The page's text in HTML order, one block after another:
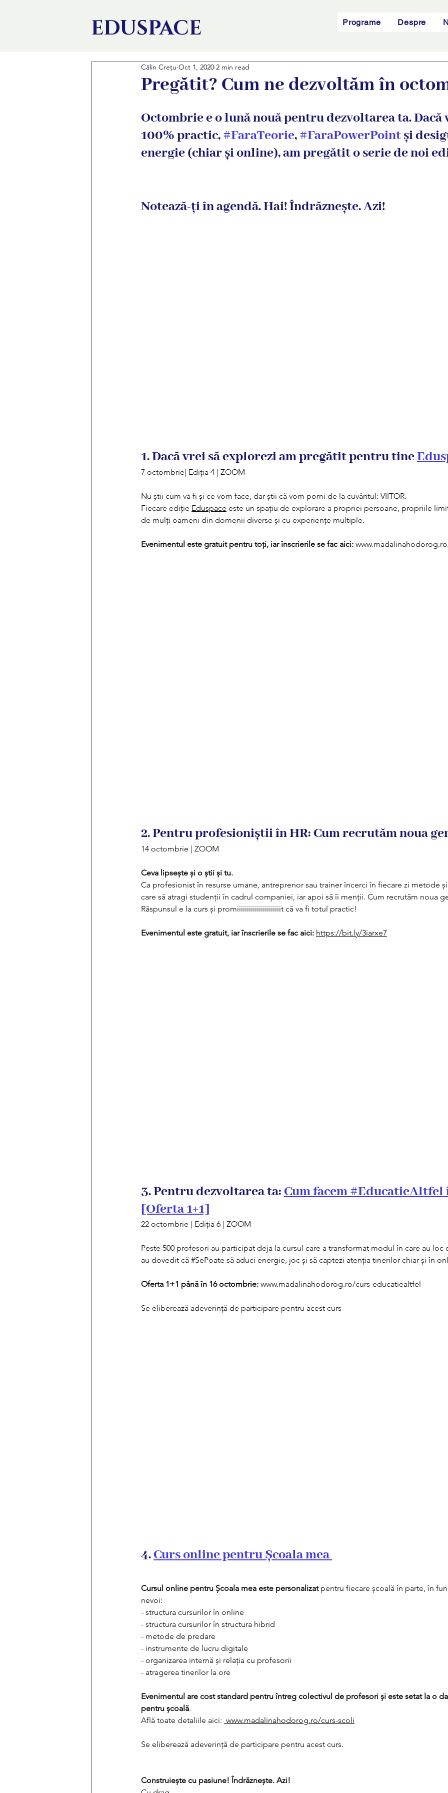
EDUSPACE Programe Despre
Pregătit? Cum ne dezvoltăm în
Călin Crețu Oct 1, 2020 2 min read
Octombrie e o lună nouă pentru dezvoltarea ta. Dacă
100% practic, #FaraTeorie, #FaraPowerPoint și
energie (chiar și online), am pregătit o serie de noi
Notează-ți în agendă. Hai! Îndrăznește. Azi!
1. Dacă vrei să explorezi am pregătit pentru tine
7 octombrie| Ediția 4 | ZOOM
Nu știi cum va fi și ce vom face, dar știi că vom porni de la cuvântul: VIITOR.
Fiecare ediție Eduspace este un spațiu de explorare a propriei persoane, propriile
de mulți oameni din domenii diverse și cu experiențe multiple.
Evenimentul este gratuit pentru toți, iar înscrierile se fac aici:
2. Pentru profesioniștii în HR: Cum recrutăm noua
14 octombrie | ZOOM
Ceva lipsește și o știi și tu.
Ca profesionist în resurse umane, antreprenor sau trainer încerci în fiecare zi metode
care să atragi studenții în cadrul companiei, iar apoi să îi menții. Cum recrutăm noua
Răspunsul e la curs și promiiiiiiiiiiiiiiiiiiiiiit că va fi totul practic!
Evenimentul este gratuit, iar înscrierile se fac aici: https://bit.ly/3iarxe7
3. Pentru dezvoltarea ta: Cum facem #EducatieAltfel
[Oferta 1+1]
22 octombrie | Ediția 6 | ZOOM
Peste 500 profesori au participat deja la cursul care a transformat modul în care au loc
au dovedit că #SePoate să aduci energie, joc și să captezi atenția tinerilor chiar și în
Oferta 1+1 până în 16 octombrie: www.madalinahodorog.ro/curs-educatiealtfel
Se eliberează adeverință de participare pentru acest curs
4. Curs online pentru Școala mea
Cursul online pentru Școala mea este personalizat pentru fiecare școală în parte, în
nevoi:
- structura cursurilor în online
- structura cursurilor în structura hibrid
- metode de predare
- instrumente de lucru digitale
- organizarea internă și relația cu profesorii
- atragerea tinerilor la ore
Evenimentul are cost standard pentru întreg colectivul de profesori și este setat la o
pentru școală.
Află toate detaliile aici: www.madalinahodorog.ro/curs-scoli
Se eliberează adeverință de participare pentru acest curs.
Construiește cu pasiune! Îndrăznește. Azi!